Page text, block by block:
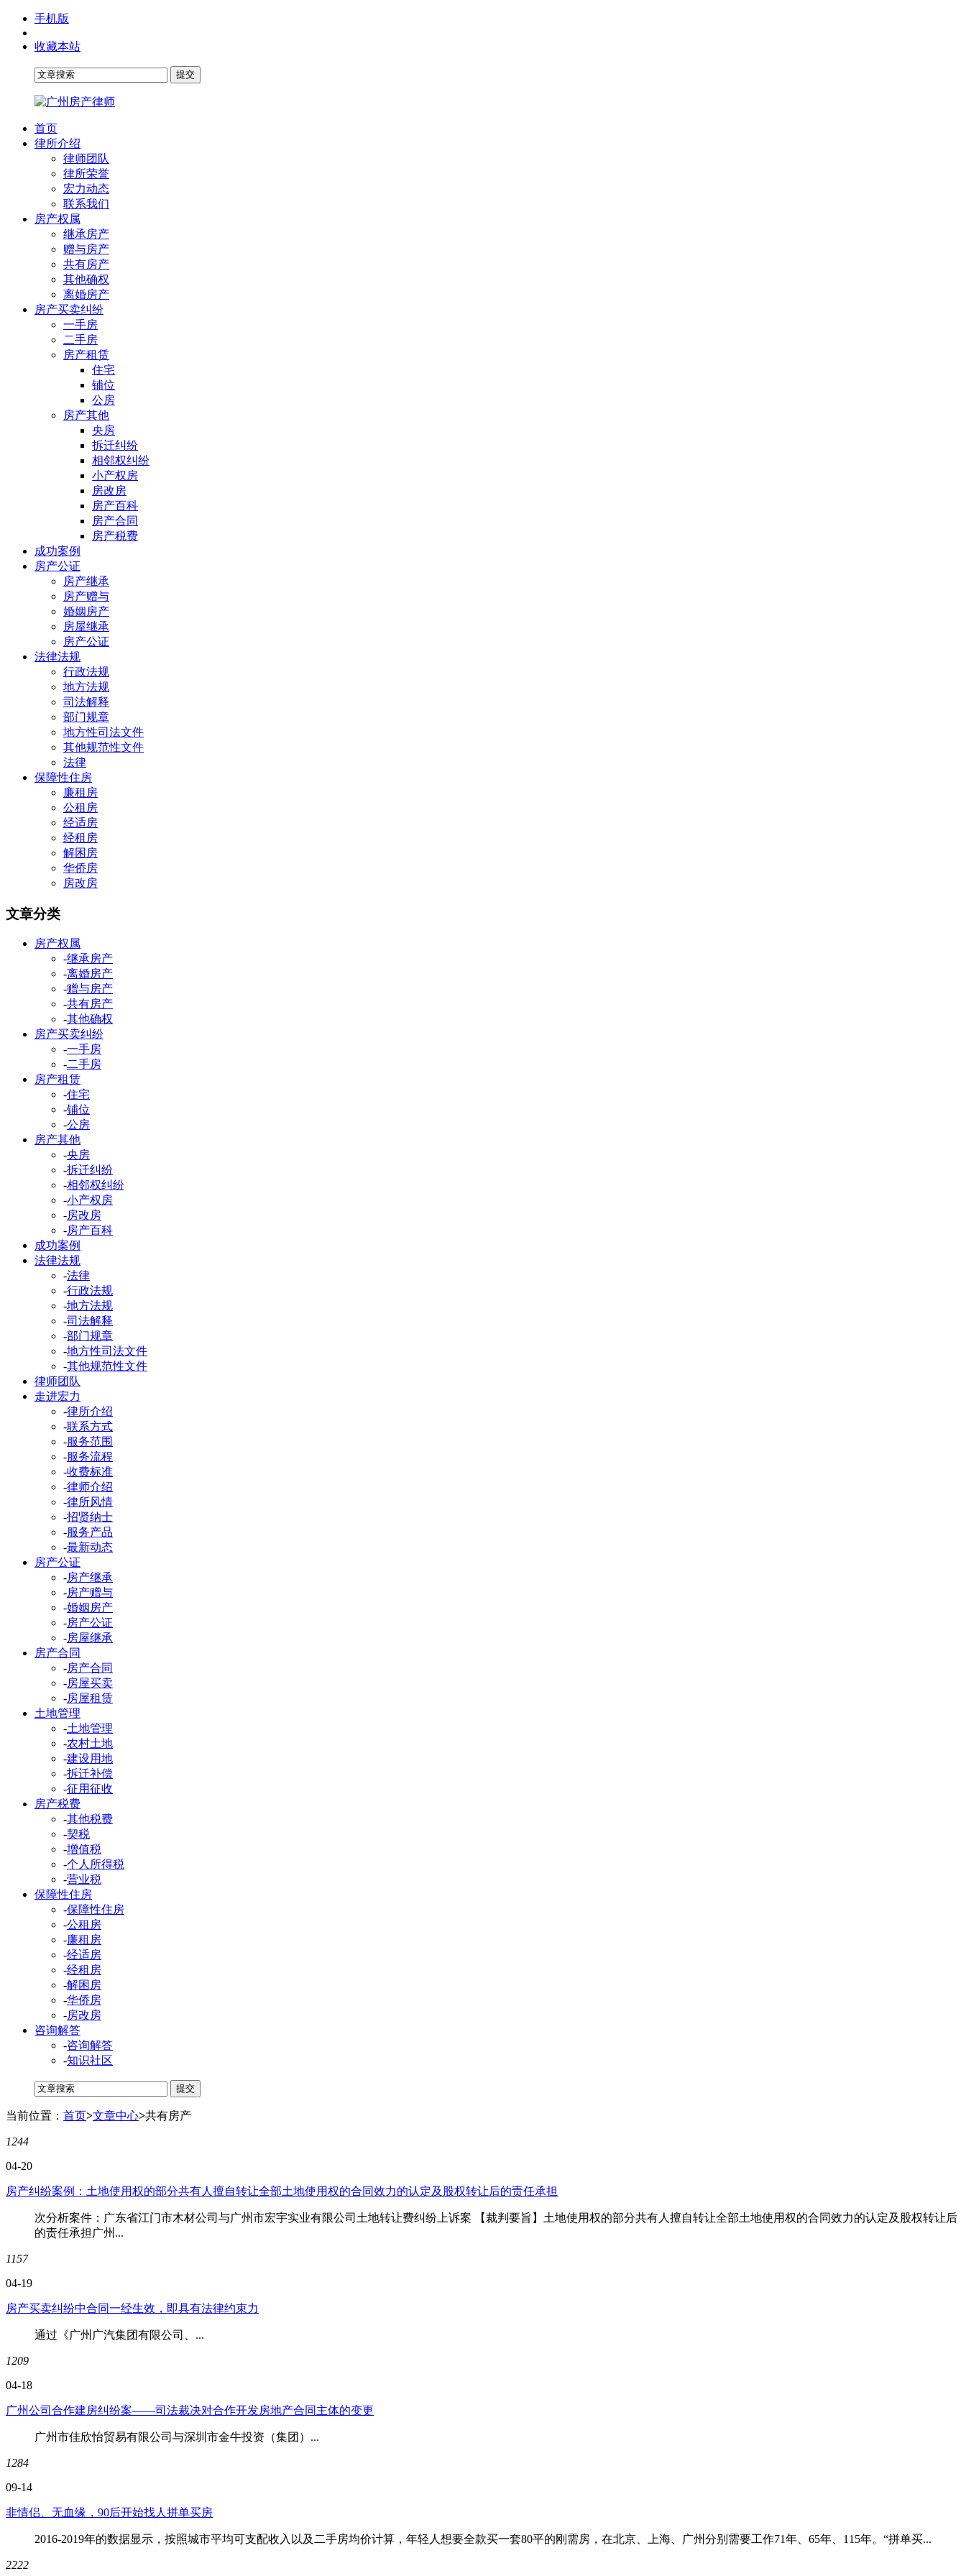
手机版
收藏本站
首页
律所介绍
律师团队
律所荣誉
宏力动态
联系我们
房产权属
继承房产
赠与房产
共有房产
其他确权
离婚房产
房产买卖纠纷
一手房
二手房
房产租赁
住宅
铺位
公房
房产其他
央房
拆迁纠纷
相邻权纠纷
小产权房
房改房
房产百科
房产合同
房产税费
成功案例
房产公证
房产继承
房产赠与
婚姻房产
房屋继承
房产公证
法律法规
行政法规
地方法规
司法解释
部门规章
地方性司法文件
其他规范性文件
法律
保障性住房
廉租房
公租房
经适房
经租房
解困房
华侨房
房改房
文章分类
房产权属
-继承房产
-离婚房产
-赠与房产
-共有房产
-其他确权
房产买卖纠纷
-一手房
-二手房
房产租赁
-住宅
-铺位
-公房
房产其他
-央房
-拆迁纠纷
-相邻权纠纷
-小产权房
-房改房
-房产百科
成功案例
法律法规
-法律
-行政法规
-地方法规
-司法解释
-部门规章
-地方性司法文件
-其他规范性文件
律师团队
走进宏力
-律所介绍
-联系方式
-服务范围
-服务流程
-收费标准
-律师介绍
-律所风情
-招贤纳士
-服务产品
-最新动态
房产公证
-房产继承
-房产赠与
-婚姻房产
-房产公证
-房屋继承
房产合同
-房产合同
-房屋买卖
-房屋租赁
土地管理
-土地管理
-农村土地
-建设用地
-拆迁补偿
-征用征收
房产税费
-其他税费
-契税
-增值税
-个人所得税
-营业税
保障性住房
-保障性住房
-公租房
-廉租房
-经适房
-经租房
-解困房
-华侨房
-房改房
咨询解答
-咨询解答
-知识社区
当前位置： 首页>文章中心>共有房产
1244
04-20
房产纠纷案例：土地使用权的部分共有人擅自转让全部土地使用权的合同效力的认定及股权转让后的责任承担
次分析案件：广东省江门市木材公司与广州市宏宇实业有限公司土地转让费纠纷上诉案 【裁判要旨】土地使用权的部分共有人擅自转让全部土地使用权的合同效力的认定及股权转让后
的责任承担广州...
1157
04-19
房产买卖纠纷中合同一经生效，即具有法律约束力
通过《广州广汽集团有限公司、...
1209
04-18
广州公司合作建房纠纷案——司法裁决对合作开发房地产合同主体的变更
广州市佳欣怡贸易有限公司与深圳市金牛投资（集团）...
1284
09-14
非情侣、无血缘，90后开始找人拼单买房
2016-2019年的数据显示，按照城市平均可支配收入以及二手房均价计算，年轻人想要全款买一套80平的刚需房，在北京、上海、广州分别需要工作71年、65年、115年。“拼单买...
2222